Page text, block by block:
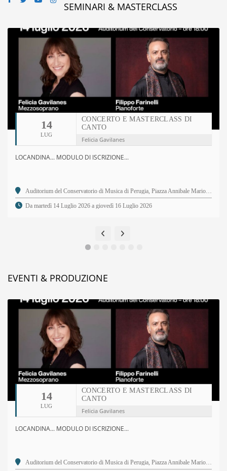
SEMINARI & MASTERCLASS
14
LUG
CONCERTO E MASTERCLASS DI
CANTO
Felicia Gavilanes
LOCANDINA... MODULO DI ISCRIZIONE...
Auditorium del Conservatorio di Musica di Perugia, Piazza Annibale Mariotti, 2 - 06123 Perugia PG
Da martedì 14 Luglio 2026 a giovedì 16 Luglio 2026
EVENTI & PRODUZIONE
14
LUG
CONCERTO E MASTERCLASS DI
CANTO
Felicia Gavilanes
LOCANDINA... MODULO DI ISCRIZIONE...
Auditorium del Conservatorio di Musica di Perugia, Piazza Annibale Mariotti, 2 - 06123 Perugia PG